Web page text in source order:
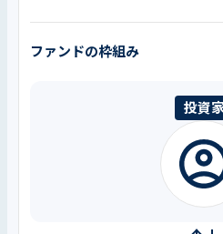
ファンドの枠組み
投資